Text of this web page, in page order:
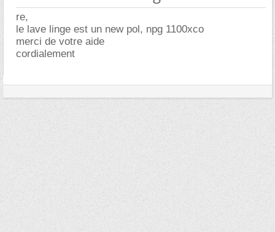
re,
le lave linge est un new pol, npg 1100xco
merci de votre aide
cordialement